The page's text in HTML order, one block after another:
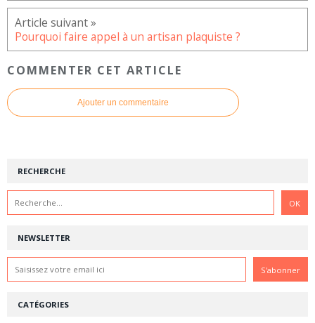
Pourquoi faire appel à un artisan plaquiste ?
COMMENTER CET ARTICLE
Ajouter un commentaire
NEWSLETTER
RECHERCHE
CATÉGORIES